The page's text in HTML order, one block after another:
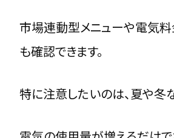
市場連動型メニューや電気
も確認できます。
特に注意したいのは、夏や冬